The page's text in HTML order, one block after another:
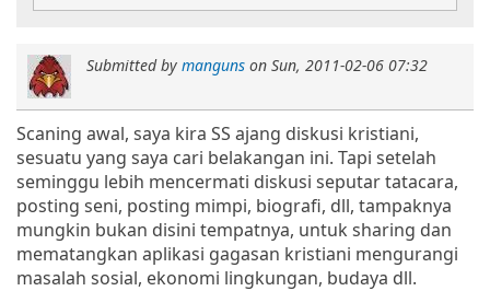
Submitted by manguns on Sun, 2011-02-06 07:32
Scaning awal, saya kira SS ajang diskusi kristiani,
sesuatu yang saya cari belakangan ini. Tapi setelah
seminggu lebih mencermati diskusi seputar tatacara,
posting seni, posting mimpi, biografi, dll, tampaknya
mungkin bukan disini tempatnya, untuk sharing dan
mematangkan aplikasi gagasan kristiani mengurangi
masalah sosial, ekonomi lingkungan, budaya dll.